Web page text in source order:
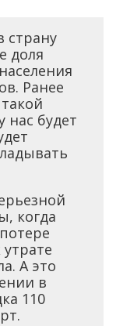
страну
доля
Ранее
нас будет
когда
А это
в
110